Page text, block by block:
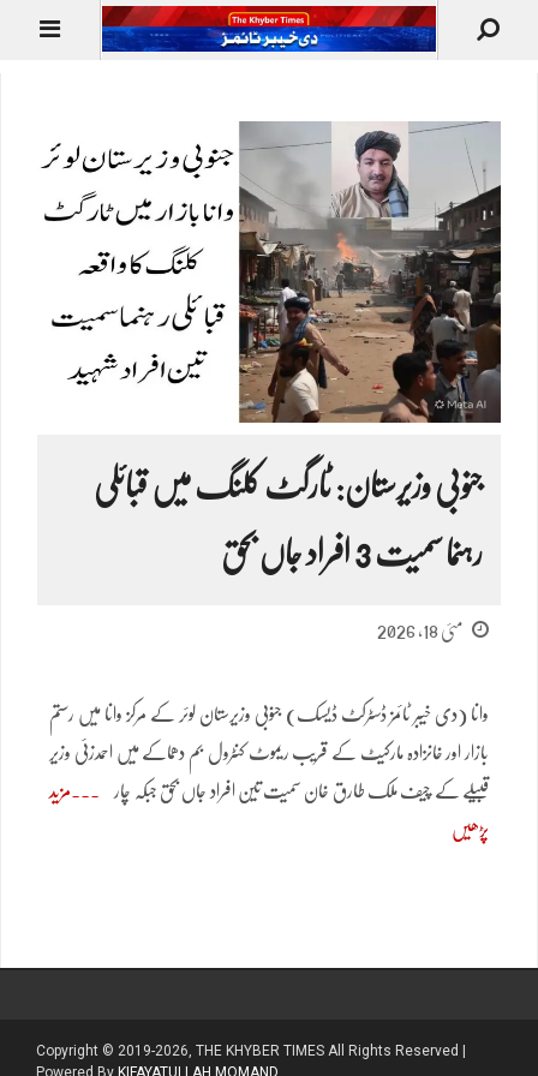
جنوبی وزیرستان: ٹارگٹ کلنگ میں قبائلی
رہنما سمیت 3 افراد جاں بحق
مئی 18, 2026
وانا (دی خیبر ٹائمز ڈسٹرکٹ ڈیسک) جنوبی وزیرستان لوئر کے مرکز وانا میں رستم
بازار اور خانزادہ مارکیٹ کے قریب ریموٹ کنٹرول بم دھماکے میں احمدزئی وزیر
قبیلے کے چیف ملک طارق خان سمیت تین افراد جاں بحق جبکہ چار مزید
پڑھیں
Copyright © 2019-2026, THE KHYBER TIMES All Rights Reserved |
Powered By KIFAYATULLAH MOMAND